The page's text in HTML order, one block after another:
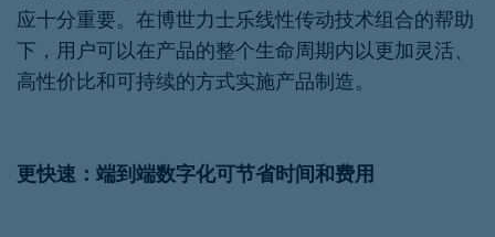
应十分重要。在博世力士乐线性传动技术组合的帮助
下，用户可以在产品的整个生命周期内以更加灵活、
高性价比和可持续的方式实施产品制造。
更快速：端到端数字化可节省时间和费用